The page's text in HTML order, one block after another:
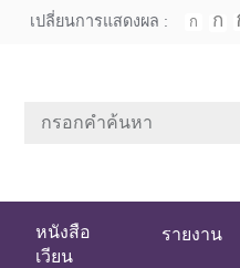
เปลี่ยนการแสดงผล :
หนังสือ
เวียน
รายงาน